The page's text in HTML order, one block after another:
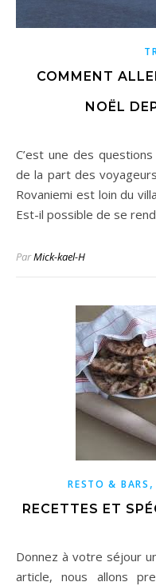
COMMENT
NOËL
C’est une des questions qui revient le plus régulièrement
de la part des
Rovaniemi est loin du
Est-il possible de se
ParMick-kael-H
RESTO & BARS ,
RECETTES ET
Donnez à votre séjour un vrai goût de Finlande… Dans cet
article, nous allons